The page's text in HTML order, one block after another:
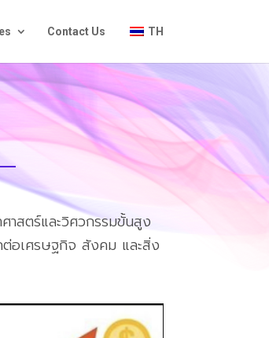
Contact Us TH
าสตร์และวิศวกรรมขั้นสูง
ต่อเศรษฐกิจ สังคม และสิ่ง